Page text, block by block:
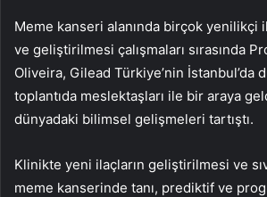
Meme kanseri alanında birçok yenilikçi
ve geliştirilmesi çalışmaları sırasında
Oliveira, Gilead Türkiye’nin İstanbul’da
toplantıda meslektaşları ile bir araya
dünyadaki bilimsel gelişmeleri tartıştı.
Klinikte yeni ilaçların geliştirilmesi ve
meme kanserinde tanı, prediktif ve